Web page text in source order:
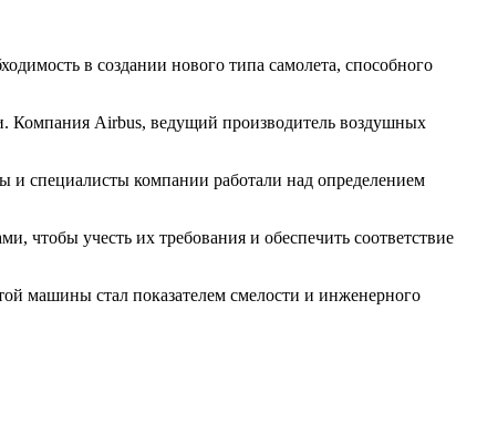
в создании нового типа самолета, способного
Компания Airbus, ведущий производитель воздушных
и специалисты компании работали над определением
чтобы учесть их требования и обеспечить соответствие
машины стал показателем смелости и инженерного